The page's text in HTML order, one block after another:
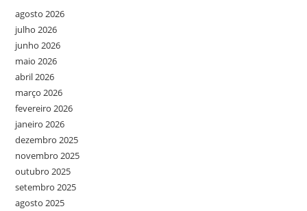
agosto 2026
julho 2026
junho 2026
maio 2026
abril 2026
março 2026
fevereiro 2026
janeiro 2026
dezembro 2025
novembro 2025
outubro 2025
setembro 2025
agosto 2025